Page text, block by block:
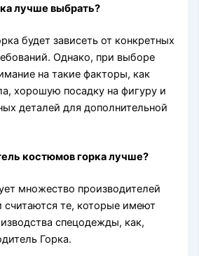
лучше выбрать?
будет зависеть от конкретных
Однако, при выборе
на такие факторы, как
хорошую посадку на фигуру и
деталей для дополнительной
костюмов горка лучше?
множество производителей
те, которые имеют
спецодежды, как,
Горка.